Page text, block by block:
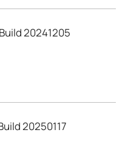
20241205
20250117